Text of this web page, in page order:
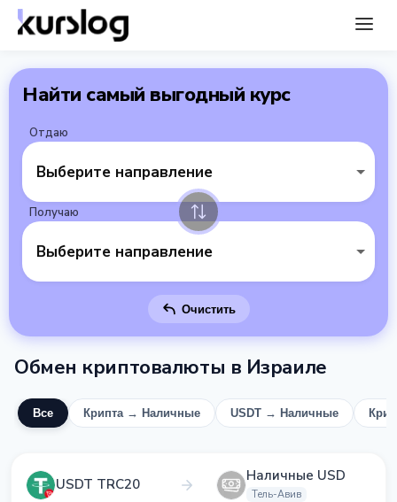
Найти самый выгодный курс
Отдаю
Выберите направление
Получаю
Выберите направление
Очистить
Обмен криптовалюты в Израиле
Все Крипта → Наличные USDT → Наличные
USDT TRC20 Наличные USD
Тель-Авив